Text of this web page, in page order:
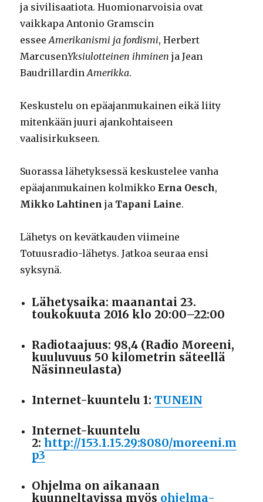
ja sivilisaatiota. Huomionarvoisia ovat
vaikkapa Antonio Gramscin
esseeAmerikanismi ja fordismi, Herbert
MarcusenYksiulotteinen ihminen ja Jean
BaudrillardinAmerikka.
Keskustelu on epäajanmukainen eikä liity
mitenkään juuri ajankohtaiseen
vaalisirkukseen.
Suorassa lähetyksessä keskustelee vanha
epäajanmukainen kolmikkoErna Oesch,
Mikko Lahtinen ja Tapani Laine.
Lähetys on kevätkauden viimeine
Totuusradio-lähetys. Jatkoa seuraa ensi
syksynä.
Lähetysaika: maanantai 23.
toukokuuta 2016 klo 20:00–22:00
Radiotaajuus: 98,4 (Radio Moreeni,
kuuluvuus 50 kilometrin säteellä
Näsinneulasta)
Internet-kuuntelu 1:TUNEIN
Internet-kuuntelu
2:http://153.1.15.29:8080/moreeni.m
p3
Ohjelma on aikanaan
kuunneltavissa myös ohjelma-